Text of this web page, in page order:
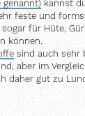
genannt) kannst
feste und
für Hüte,
können.
sind auch sehr
aber im
daher gut zu